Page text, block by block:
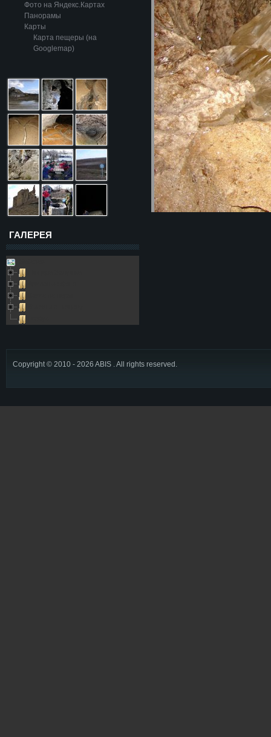
Фото на Яндекс.Картах
Панорамы
Карты
Карта пещеры (на
Googlemap)
ГАЛЕРЕЯ
Copyright © 2010 - 2026 ABIS . All rights reserved.